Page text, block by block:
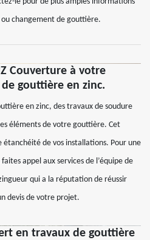
changement de gouttière.
Couverture à votre
gouttière en zinc.
en zinc, des travaux de soudure
éléments de votre gouttière. Cet
étanchéité de vos installations. Pour une
appel aux services de l’équipe de
qui a la réputation de réussir
devis de votre projet.
en travaux de gouttière